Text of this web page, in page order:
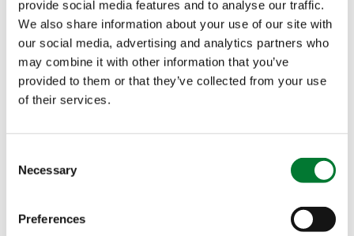
provide social media features and to analyse our traffic.
We also share information about your use of our site with
our social media, advertising and analytics partners who
may combine it with other information that you’ve
provided to them or that they’ve collected from your use
of their services.
Selection
Necessary
Preferences